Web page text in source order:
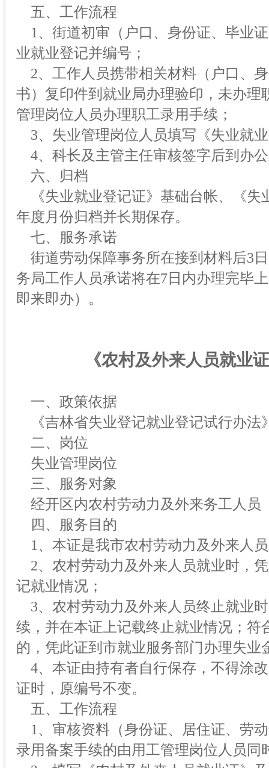
五、工作流程
1、街道初审（户口、身份证、毕业
业就业登记并编号；
2、工作人员携带相关材料（户口、
书）复印件到就业局办理验印，未办
管理岗位人员办理职工录用手续；
3、失业管理岗位人员填写《失业就
4、科长及主管主任审核签字后到办
六、归档
《失业就业登记证》基础台帐、《失
年度月份归档并长期保存。
七、服务承诺
街道劳动保障事务所在接到材料后3
务局工作人员承诺将在7日内办理完毕
即来即办）。
《农村及外来人员就业
一、政策依据
《吉林省失业登记就业登记试行办法
二、岗位
失业管理岗位
三、服务对象
经开区内农村劳动力及外来务工人员
四、服务目的
1、本证是我市农村劳动力及外来人
2、农村劳动力及外来人员就业时，
记就业情况；
3、农村劳动力及外来人员终止就业
续，并在本证上记载终止就业情况；符
的，凭此证到市就业服务部门办理失业
4、本证由持有者自行保存，不得涂
证时，原编号不变。
五、工作流程
1、审核资料（身份证、居住证、劳
录用备案手续的由用工管理岗位人员同